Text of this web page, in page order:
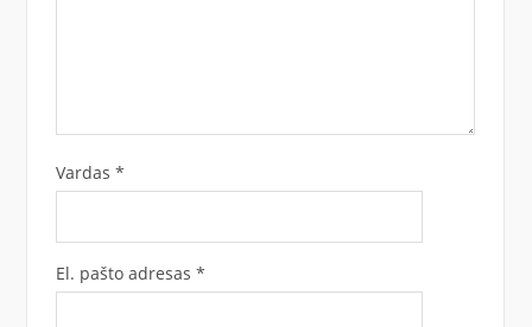
Vardas *
El. pašto adresas *